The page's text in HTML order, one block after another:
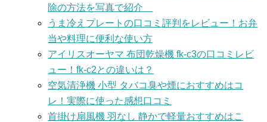
除の方法を写真で紹介
うま冷えプレートの口コミ評判をレビュー！お弁
当や料理に便利な使い方
アイリスオーヤマ 布団乾燥機 fk-c3の口コミレビ
ュー！fk-c2との違いは？
空気清浄機 小型 タバコ臭や煙におすすめはコ
レ！実際に使った感想口コミ
首掛け扇風機 羽なし 静かで軽量おすすめはこ